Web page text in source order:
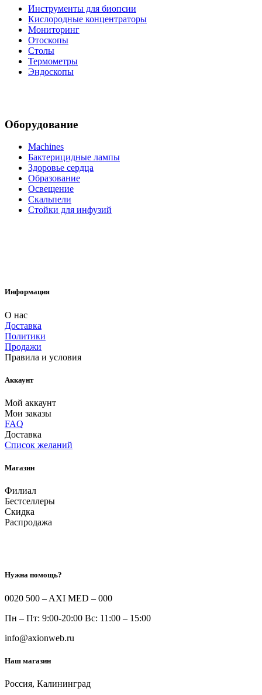
Инструменты для биопсии
Кислородные концентраторы
Мониторинг
Отоскопы
Столы
Термометры
Эндоскопы
Оборудование
Machines
Бактерицидные лампы
Здоровье сердца
Образование
Освещение
Скальпели
Стойки для инфузий
Информация
О нас
Доставка
Политики
Продажи
Правила и условия
Аккаунт
Мой аккаунт
Мои заказы
FAQ
Доставка
Список желаний
Магазин
Филиал
Бестселлеры
Скидка
Распродажа
Нужна помощь?
0020 500 – AXI MED – 000
Пн – Пт: 9:00-20:00 Вс: 11:00 – 15:00
info@axionweb.ru
Наш магазин
Россия, Калининград